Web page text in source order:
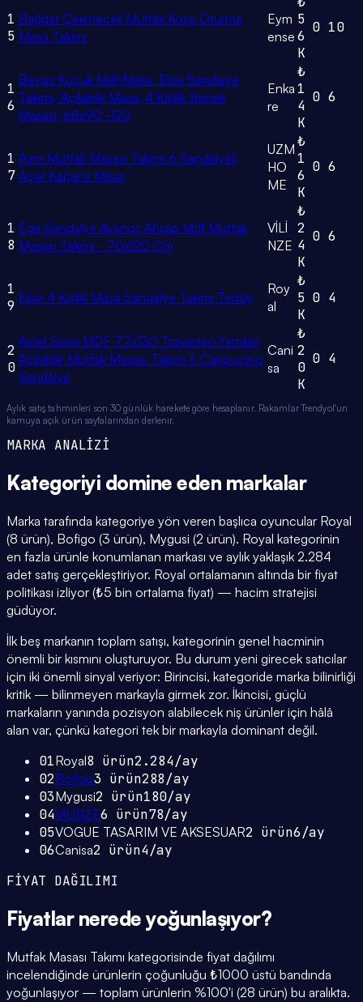
1
5
Bağdat Çekmeceli Mutfak Köşe Oturma
Masa Takımı
Eym
ense
5
6
K
0 10
1
6
Beyaz Küçük Mdf Masa, Elisa Sandalye
Takımı, Açılabilir Masa, 4 Kişilik Yemek
Masası, 68x90 -120
Enka
re
₺
1
4
K
0 6
1
7
Azra Mutfak Masası Takımı 6 Sandalyeli
Açılır Kapanır Masa
UZM
HO
ME
₺
1
6
K
0 6
1
8
Ege Sandalye Avanos Ahşap Mdf Mutfak
Masası Takımı - 70x120 Cm
VİLİ
NZE
₺
2
4
K
0 6
1
9 Elisa 4 Kişilik Masa Sandalye Takımı Teddy
Roy
al
₺
5
K
0 4
2
0
Asfel Serisi MDF 77x130 Traverten Yandan
Açılabilir Mutfak Masası Takımı 6 Cappucino
Sandalye
Cani
sa
₺
2
0
K
0 4
Aylık satış tahminleri son 30 günlük harekete göre hesaplanır. Rakamlar Trendyol'un
kamuya açık ürün sayfalarından derlenir.
MARKA ANALİZİ
Kategoriyi domine eden markalar
Marka tarafında kategoriye yön veren başlıca oyuncular Royal
(8 ürün), Bofigo (3 ürün), Mygusi (2 ürün). Royal kategorinin
en fazla ürünle konumlanan markası ve aylık yaklaşık 2.284
adet satış gerçekleştiriyor. Royal ortalamanın altında bir fiyat
politikası izliyor (₺5 bin ortalama fiyat) — hacim stratejisi
güdüyor.
İlk beş markanın toplam satışı, kategorinin genel hacminin
önemli bir kısmını oluşturuyor. Bu durum yeni girecek satıcılar
için iki önemli sinyal veriyor: Birincisi, kategoride marka bilinirliği
kritik — bilinmeyen markayla girmek zor. İkincisi, güçlü
markaların yanında pozisyon alabilecek niş ürünler için hâlâ
alan var, çünkü kategori tek bir markayla dominant değil.
01Royal8 ürün2.284/ay
02Bofigo3 ürün288/ay
03Mygusi2 ürün180/ay
04VİLİNZE6 ürün78/ay
05VOGUE TASARIM VE AKSESUAR2 ürün6/ay
06Canisa2 ürün4/ay
FİYAT DAĞILIMI
Fiyatlar nerede yoğunlaşıyor?
Mutfak Masası Takımı kategorisinde fiyat dağılımı
incelendiğinde ürünlerin çoğunluğu ₺1000 üstü bandında
yoğunlaşıyor — toplam ürünlerin %100'i (28 ürün) bu aralıkta.